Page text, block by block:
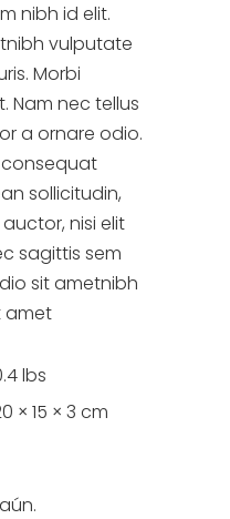
nibh id elit.
vulputate
Morbi
Nam nec tellus
a ornare odio.
consequat
sollicitudin,
nisi elit
sagittis sem
sit ametnibh
amet
lbs
× 15 × 3 cm